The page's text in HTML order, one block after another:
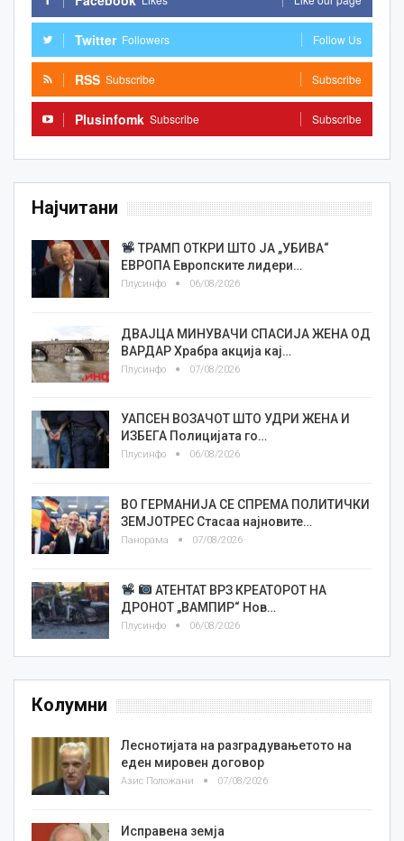
Twitter Followers Follow Us
RSS Subscribe Subscribe
Plusinfomk Subscribe Subscribe
Најчитани
ТРАМП ОТКРИ ШТО ЈА „УБИВА“
ЕВРОПА Европските лидери…
Плусинфо 06/08/2026
ДВАЈЦА МИНУВАЧИ СПАСИЈА ЖЕНА ОД
ВАРДАР Храбра акција кај…
Плусинфо 07/08/2026
УАПСЕН ВОЗАЧОТ ШТО УДРИ ЖЕНА И
ИЗБЕГА Полицијата го…
Плусинфо 06/08/2026
ВО ГЕРМАНИЈА СЕ СПРЕМА ПОЛИТИЧКИ
ЗЕМЈОТРЕС Стасаа најновите…
Панорама 07/08/2026
АТЕНТАТ ВРЗ КРЕАТОРОТ НА
ДРОНОТ „ВАМПИР“ Нов…
Плусинфо 06/08/2026
Колумни
Леснотијата на разградувањетото на
еден мировен договор
Азис Положани 07/08/2026
Исправена земја